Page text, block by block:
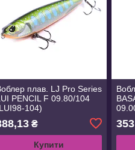
плав. LJ Pro Series
PENCIL F 09.80/104
104)
₴
Купити